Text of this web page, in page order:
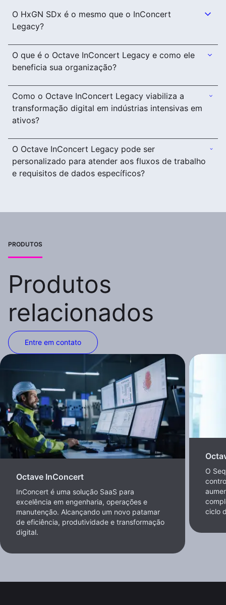
O HxGN SDx é o mesmo que o InConcert
Legacy?
O que é o Octave InConcert Legacy e como ele
beneficia sua organização?
Como o Octave InConcert Legacy viabiliza a
transformação digital em indústrias intensivas em
ativos?
O Octave InConcert Legacy pode ser
personalizado para atender aos fluxos de trabalho
e requisitos de dados específicos?
PRODUTOS
Produtos
relacionados
Entre em contato
Octave InConcert
InConcert é uma solução SaaS para
excelência em engenharia, operações e
manutenção. Alcançando um novo patamar
de eficiência, produtividade e transformação
digital.
O
ciclo